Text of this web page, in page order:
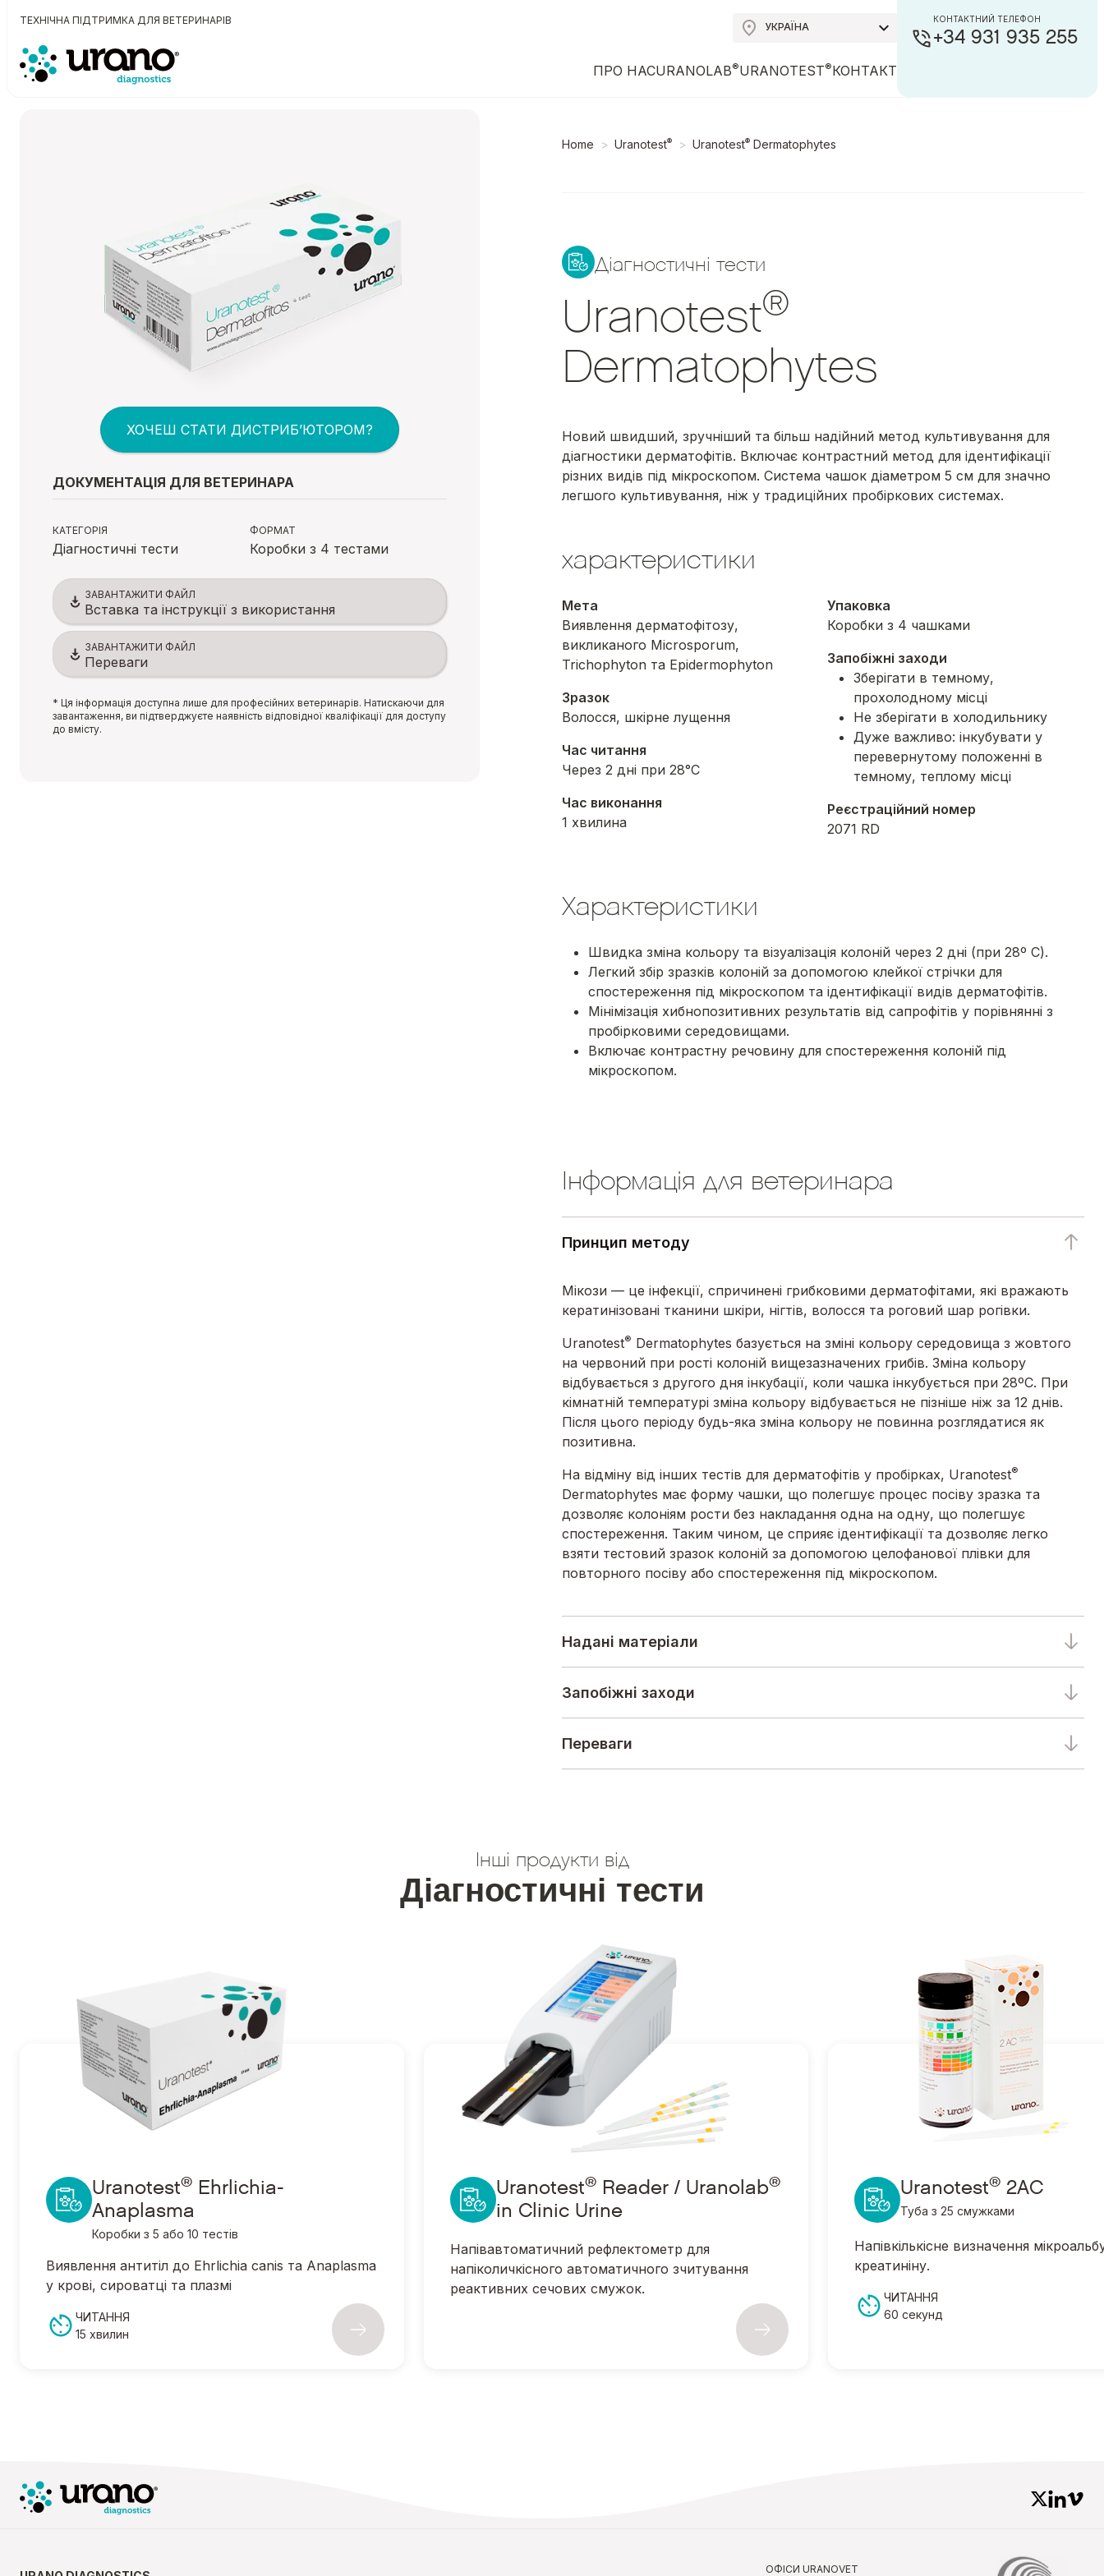
ТЕХНІЧНА ПІДТРИМКА ДЛЯ ВЕТЕРИНАРІВ
УКРАЇНА
ПРО НАСURANOLAB®URANOTEST®КОНТАКТ
КОНТАКТНИЙ ТЕЛЕФОН
+34 931 935 255
Home Uranotest® Uranotest® Dermatophytes
Діагностичні тести
Uranotest®
Dermatophytes
Новий швидший, зручніший та більш надійний метод культивування для
діагностики дерматофітів. Включає контрастний метод для ідентифікації
різних видів під мікроскопом. Система чашок діаметром 5 см для значно
легшого культивування, ніж у традиційних пробіркових системах.
характеристики
Мета
Виявлення дерматофітозу,
викликаного Microsporum,
Trichophyton та Epidermophyton
Зразок
Волосся, шкірне лущення
Час читання
Через 2 дні при 28°C
Час виконання
1 хвилина
Упаковка
Коробки з 4 чашками
Запобіжні заходи
Зберігати в темному,
прохолодному місці
Не зберігати в холодильнику
Дуже важливо: інкубувати у
перевернутому положенні в
темному, теплому місці
Реєстраційний номер
2071 RD
Характеристики
Швидка зміна кольору та візуалізація колоній через 2 дні (при 28º C).
Легкий збір зразків колоній за допомогою клейкої стрічки для
спостереження під мікроскопом та ідентифікації видів дерматофітів.
Мінімізація хибнопозитивних результатів від сапрофітів у порівнянні з
пробірковими середовищами.
Включає контрастну речовину для спостереження колоній під
мікроскопом.
Інформація для ветеринара
Принцип методу
Мікози — це інфекції, спричинені грибковими дерматофітами, які вражають
кератинізовані тканини шкіри, нігтів, волосся та роговий шар рогівки.
Uranotest® Dermatophytes базується на зміні кольору середовища з жовтого
на червоний при рості колоній вищезазначених грибів. Зміна кольору
відбувається з другого дня інкубації, коли чашка інкубується при 28ºC. При
кімнатній температурі зміна кольору відбувається не пізніше ніж за 12 днів.
Після цього періоду будь-яка зміна кольору не повинна розглядатися як
позитивна.
На відміну від інших тестів для дерматофітів у пробірках, Uranotest®
Dermatophytes має форму чашки, що полегшує процес посіву зразка та
дозволяє колоніям рости без накладання одна на одну, що полегшує
спостереження. Таким чином, це сприяє ідентифікації та дозволяє легко
взяти тестовий зразок колоній за допомогою целофанової плівки для
повторного посіву або спостереження під мікроскопом.
Надані матеріали
Запобіжні заходи
Переваги
ХОЧЕШ СТАТИ ДИСТРИБ’ЮТОРОМ?
ДОКУМЕНТАЦІЯ ДЛЯ ВЕТЕРИНАРА
КАТЕГОРІЯ
Діагностичні тести
ФОРМАТ
Коробки з 4 тестами
ЗАВАНТАЖИТИ ФАЙЛ
Вставка та інструкції з використання
ЗАВАНТАЖИТИ ФАЙЛ
Переваги
* Ця інформація доступна лише для професійних ветеринарів. Натискаючи для
завантаження, ви підтверджуєте наявність відповідної кваліфікації для доступу
до вмісту.
Інші продукти від
Діагностичні тести
Uranotest® Ehrlichia-
Anaplasma
Коробки з 5 або 10 тестів
Виявлення антитіл до Ehrlichia canis та Anaplasma
у крові, сироватці та плазмі
ЧИТАННЯ
15 хвилин
Ir a Uranotest Ehrlichia-Anaplasma
Uranotest® Reader / Uranolab®
in Clinic Urine
Напівавтоматичний рефлектометр для
напіколичкісного автоматичного зчитування
реактивних сечових смужок.
Ir a Uranotest ®Reader / Uranolab in Clinic Urine
Uranotest® 2AC
Туба з 25 смужками
Напівкількісне визначення
креатиніну.
ЧИТАННЯ
60 секунд
2AC
ОФІСИ URANOVET